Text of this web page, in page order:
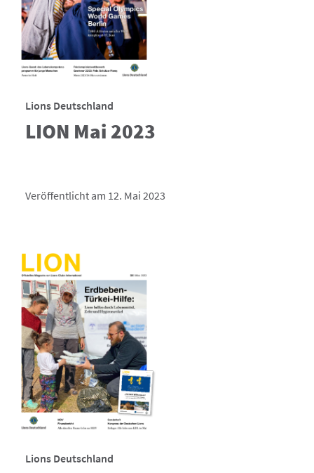
Lions Deutschland
LION Mai 2023
Veröffentlicht am 12. Mai 2023
Lions Deutschland